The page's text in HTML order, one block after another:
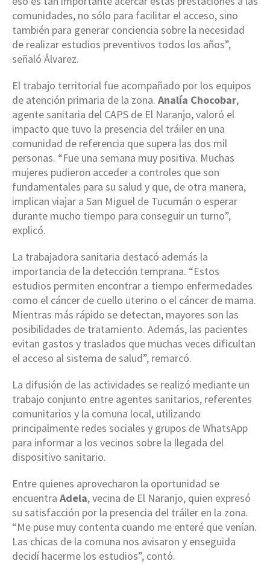
comunidades, no sólo para facilitar el acceso, sino
también para generar conciencia sobre la necesidad
de realizar estudios preventivos todos los años”,
señaló Álvarez.
El trabajo territorial fue acompañado por los equipos
de atención primaria de la zona. Analía Chocobar,
agente sanitaria del CAPS de El Naranjo, valoró el
impacto que tuvo la presencia del tráiler en una
comunidad de referencia que supera las dos mil
personas. “Fue una semana muy positiva. Muchas
mujeres pudieron acceder a controles que son
fundamentales para su salud y que, de otra manera,
implican viajar a San Miguel de Tucumán o esperar
durante mucho tiempo para conseguir un turno”,
explicó.
La trabajadora sanitaria destacó además la
importancia de la detección temprana. “Estos
estudios permiten encontrar a tiempo enfermedades
como el cáncer de cuello uterino o el cáncer de mama.
Mientras más rápido se detectan, mayores son las
posibilidades de tratamiento. Además, las pacientes
evitan gastos y traslados que muchas veces dificultan
el acceso al sistema de salud”, remarcó.
La difusión de las actividades se realizó mediante un
trabajo conjunto entre agentes sanitarios, referentes
comunitarios y la comuna local, utilizando
principalmente redes sociales y grupos de WhatsApp
para informar a los vecinos sobre la llegada del
dispositivo sanitario.
Entre quienes aprovecharon la oportunidad se
encuentra Adela, vecina de El Naranjo, quien expresó
su satisfacción por la presencia del tráiler en la zona.
“Me puse muy contenta cuando me enteré que venían.
Las chicas de la comuna nos avisaron y enseguida
decidí hacerme los estudios”, contó.